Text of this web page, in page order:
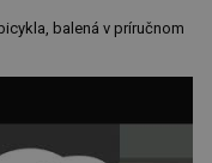
balená v príručnom